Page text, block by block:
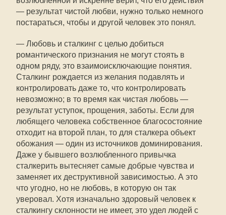
— результат чистой любви, нужно только немного
постараться, чтобы и другой человек это понял.
— Любовь и сталкинг с целью добиться
романтического признания не могут стоять в
одном ряду, это взаимоисключающие понятия.
Сталкинг рождается из желания подавлять и
контролировать даже то, что контролировать
невозможно; в то время как чистая любовь —
результат уступок, прощения, заботы. Если для
любящего человека собственное благосостояние
отходит на второй план, то для сталкера объект
обожания — один из источников доминирования.
Даже у бывшего возлюбленного привычка
сталкерить вытесняет самые добрые чувства и
заменяет их деструктивной зависимостью. А это
что угодно, но не любовь, в которую он так
уверовал. Хотя изначально здоровый человек к
сталкингу склонности не имеет, это удел людей с